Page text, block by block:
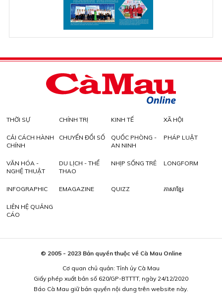
THỜI SỰ CHÍNH TRỊ KINH TẾ XÃ HỘI
CẢI CÁCH HÀNH
CHÍNH
CHUYỂN ĐỔI SỐ
QUỐC PHÒNG -
AN NINH
PHÁP LUẬT
VĂN HÓA -
NGHỆ THUẬT
DU LỊCH - THỂ
THAO
NHỊP SỐNG TRẺ LONGFORM
INFOGRAPHIC EMAGAZINE QUIZZ ភាសាខ្មែរ
LIÊN HỆ QUẢNG
CÁO
© 2005 - 2023 Bản quyền thuộc về Cà Mau Online
Cơ quan chủ quản: Tỉnh ủy Cà Mau
Giấy phép xuất bản số 620/GP-BTTTT, ngày 24/12/2020
Báo Cà Mau giữ bản quyền nội dung trên website này.